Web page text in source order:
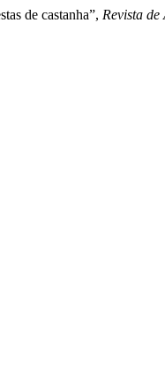
de castanha”, Revista